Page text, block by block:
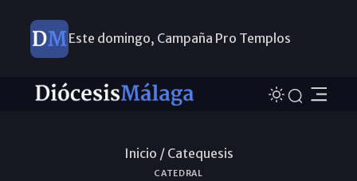
Este domingo, Campaña Pro Templos
Inicio / Catequesis
CATEDRAL